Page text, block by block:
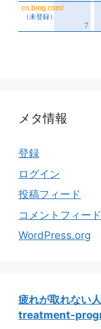
メタ情報
登録
ログイン
投稿フィード
コメントフィード
WordPress.org
疲れが取れない
treatment-